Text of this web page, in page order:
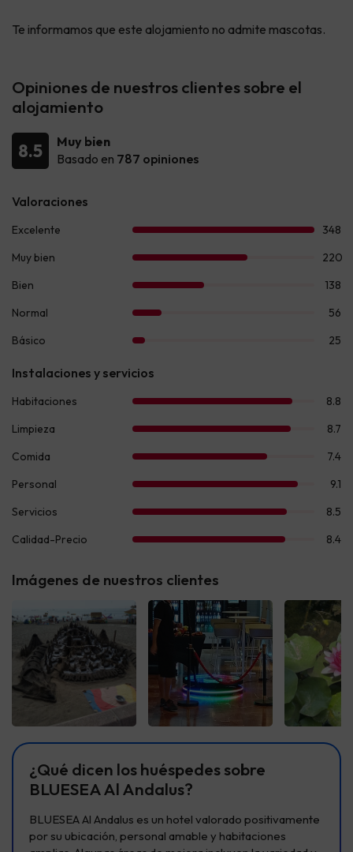
Te informamos que este alojamiento no admite mascotas.
Opiniones de nuestros clientes sobre el
alojamiento
8.5
Muy bien
Basado en 787 opiniones
Imágenes de nuestros clientes
¿Qué dicen los huéspedes sobre
BLUESEA Al Andalus?
BLUESEA Al Andalus es un hotel valorado positivamente
por su ubicación, personal amable y habitaciones